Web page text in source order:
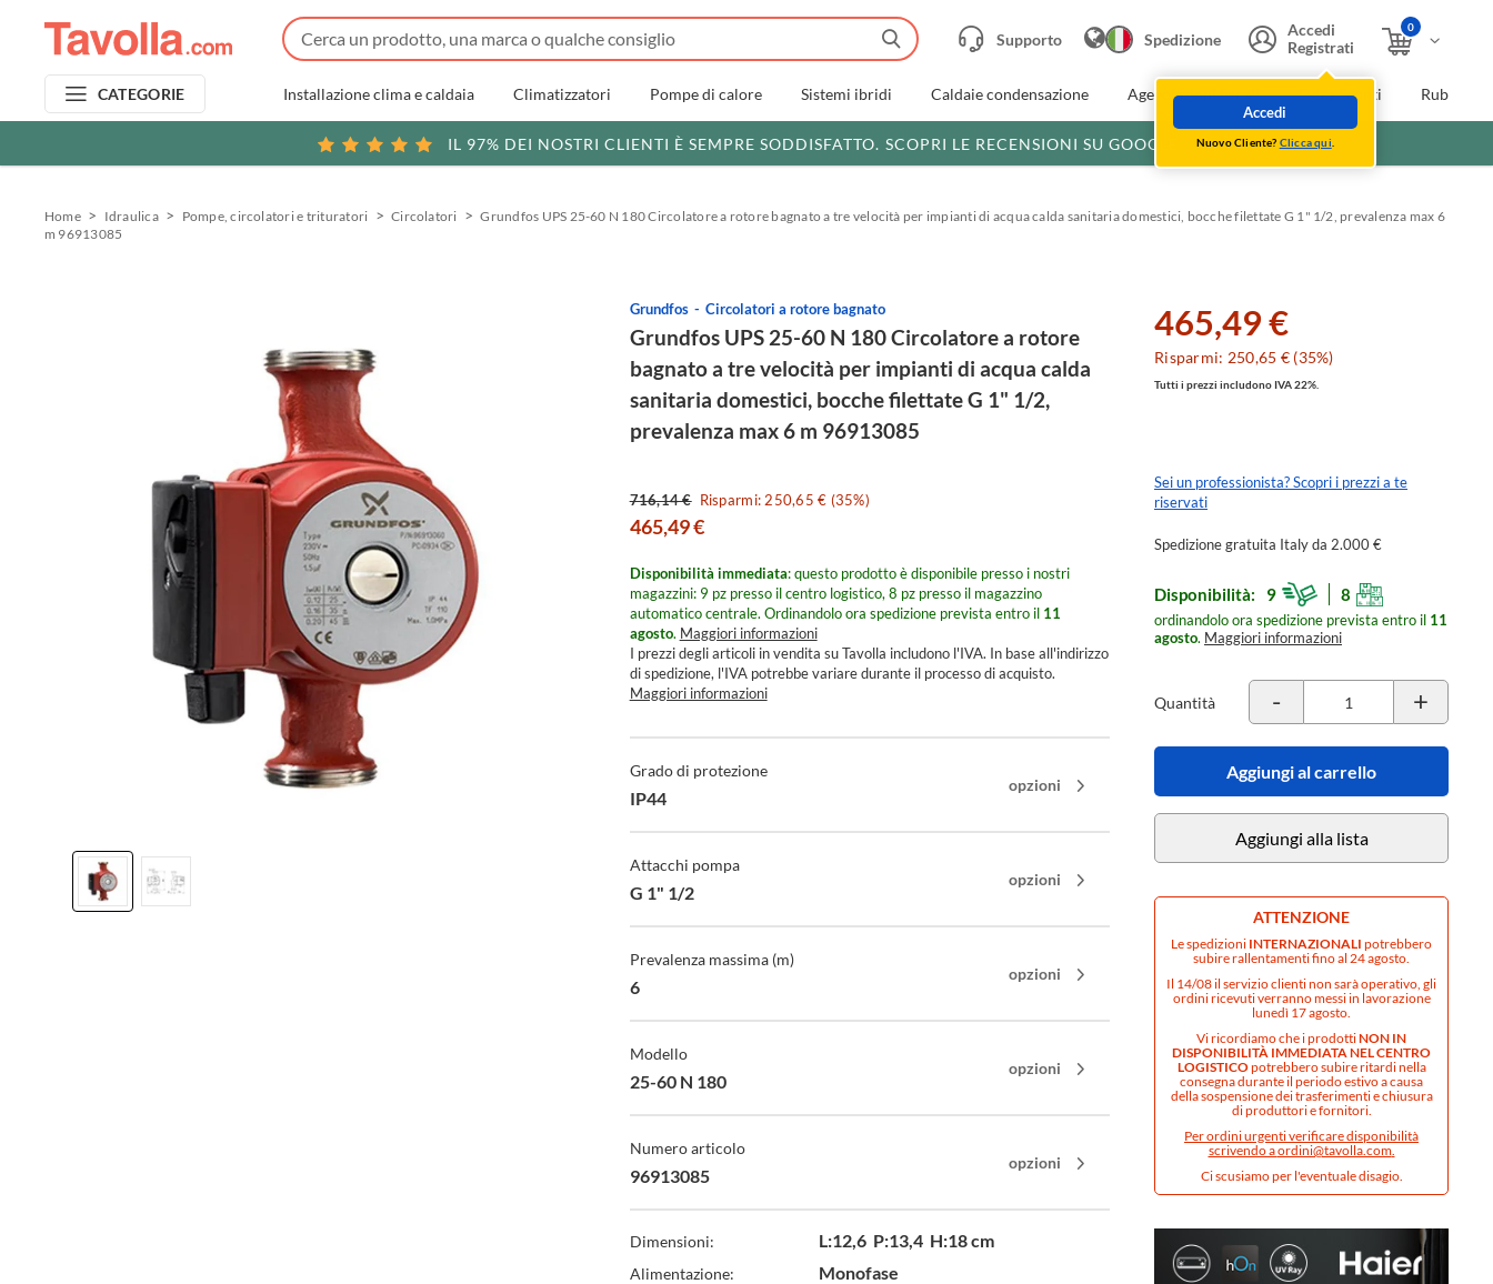
Supporto Spedizione
Accedi
Registrati
Accedi
Nuovo Cliente? Clicca qui
0
CATEGORIE Installazione clima e caldaia Climatizzatori Pompe di calore Sistemi ibridi Caldaie condensazione Agevolazioni fiscali Extra Sconti
IL 97% DEI NOSTRI CLIENTI È SEMPRE SODDISFATTO. SCOPRI LE RECENSIONI SU GOOGLE
Home Idraulica Pompe, circolatori e trituratori Circolatori
Grundfos UPS 25-60 N 180 Circolatore a rotore bagnato a tre velocità per impianti di acqua calda sanitaria domestici, bocche filettate G 1" 1/2, prevalenza max 6
m 96913085
Grundfos Circolatori a rotore bagnato
Grundfos UPS 25-60 N 180 Circolatore a rotore
bagnato a tre velocità per impianti di acqua calda
sanitaria domestici, bocche filettate G 1" 1/2,
prevalenza max 6 m 96913085
465,49 €
716,14 € Risparmi: 250,65 € (35%)
Disponibilità immediata: questo prodotto è disponibile presso i nostri
magazzini: 9 pz presso il centro logistico, 8 pz presso il magazzino
automatico centrale. Ordinandolo ora spedizione prevista entro il 11
agosto. Maggiori informazioni
I prezzi degli articoli in vendita su Tavolla includono l'IVA. In base all'indirizzo
di spedizione, l'IVA potrebbe variare durante il processo di acquisto.
Maggiori informazioni
Specifiche
Tecniche
Grado di protezione
IP44
opzioni
Attacchi pompa
G 1" 1/2
opzioni
Prevalenza massima (m)
6
opzioni
Modello
25-60 N 180
opzioni
Numero articolo
96913085
opzioni
Dimensioni: L:12,6 P:13,4 H:18 cm
Alimentazione: Monofase
465,49 €
Risparmi: 250,65 € (35%)
Tutti i prezzi includono IVA 22%.
Sei un professionista? Scopri i prezzi a te
riservati
Spedizione gratuita Italy da 2.000 €
Disponibilità: 9 8
ordinandolo ora spedizione prevista entro il 11
agosto. Maggiori informazioni
Quantità - +
Aggiungi al carrello
Aggiungi alla lista
ATTENZIONE
Le spedizioni INTERNAZIONALI potrebbero
subire rallentamenti fino al 24 agosto.
Il 14/08 il servizio clienti non sarà operativo, gli
ordini ricevuti verranno messi in lavorazione
lunedì 17 agosto.
Vi ricordiamo che i prodottiNON IN
DISPONIBILITÀ IMMEDIATA NEL CENTRO
LOGISTICOpotrebbero subire ritardi nella
consegna durante il periodo estivo a causa
della sospensione dei trasferimenti e chiusura
di produttori e fornitori.
Per ordini urgenti verificare disponibilità
scrivendo aordini@tavolla.com.
Ci scusiamo per l'eventuale disagio.